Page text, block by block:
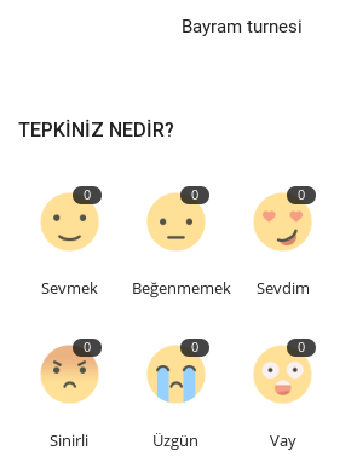
İletişim
English Turkish
Bayram turnesi
TEPKINIZ NEDIR?
0
Sevmek
0
Beğenmemek
0
Sevdim
0
Sinirli
0
Üzgün
0
Vay